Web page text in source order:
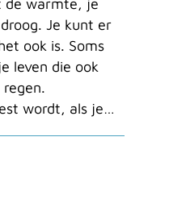
Je kunt er
ook is. Soms
leven die ook
wordt, als je…